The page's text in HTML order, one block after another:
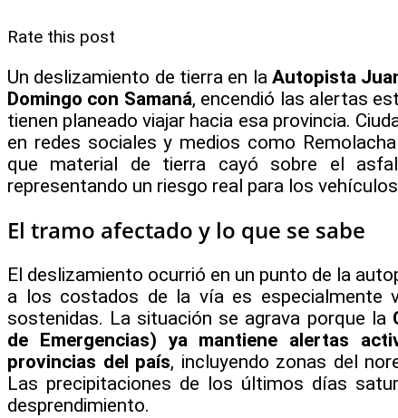
Rate this post
Un deslizamiento de tierra en laAutopista
Domingo con Samaná, encendió las alertas
tienen planeado viajar hacia esa provincia.
en redes sociales y medios como
que material de tierra cayó sobre el
representando un riesgo real para los
El tramo afectado y lo que se sabe
El deslizamiento ocurrió en un punto de la
a los costados de la vía es especialmente
sostenidas. La situación se agrava porque la
de Emergencias) ya mantiene alertas
provincias del país, incluyendo zonas del
Las precipitaciones de los últimos días
desprendimiento.